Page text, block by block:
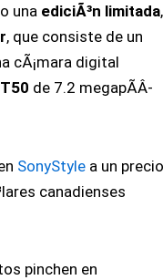
una ediciÃ³n limitada,
, que consiste de un
cÃ¡mara digital
de 7.2 megapÃ­Â­
SonyStyle a un precio
canadienses
pinchen en